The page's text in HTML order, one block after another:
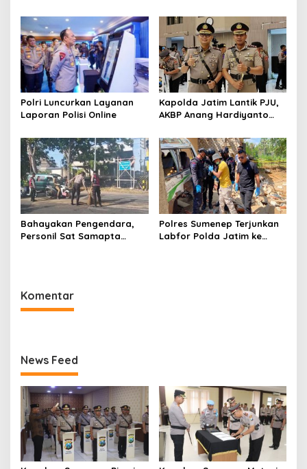
Polri Luncurkan Layanan
Laporan Polisi Online
Kapolda Jatim Lantik PJU,
AKBP Anang Hardiyanto
Bahayakan Pengendara,
Personil Sat Samapta
Polres Sumenep Terjunkan
Labfor Polda Jatim ke
Komentar
News Feed